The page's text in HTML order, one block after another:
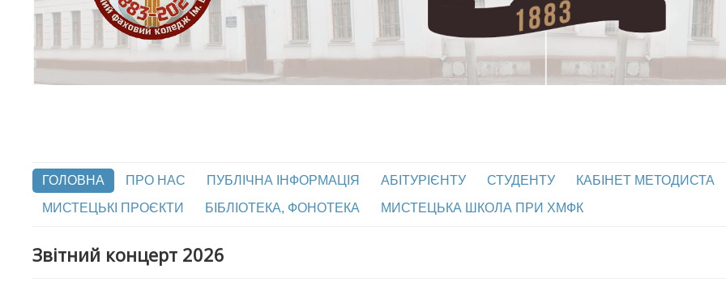
ГОЛОВНА ПРО НАС ПУБЛІЧНА ІНФОРМАЦІЯ АБІТУРІЄНТУ СТУДЕНТУ
КАБІНЕТ МЕТОДИСТА
МИСТЕЦЬКІ ПРОЄКТИ
БІБЛІОТЕКА, ФОНОТЕКА МИСТЕЦЬКА ШКОЛА ПРИ ХМФК
Звітний концерт 2026